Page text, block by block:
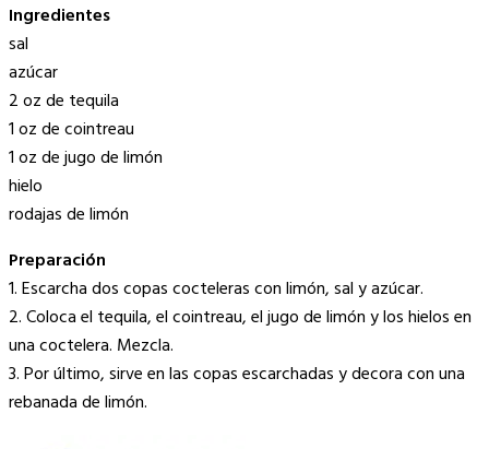
Ingredientes
sal
azúcar
2 oz de tequila
1 oz de cointreau
1 oz de jugo de limón
hielo
rodajas de limón
Preparación
1. Escarcha dos copas cocteleras con limón, sal y azúcar.
2. Coloca el tequila, el cointreau, el jugo de limón y los hielos en
una coctelera. Mezcla.
3. Por último, sirve en las copas escarchadas y decora con una
rebanada de limón.